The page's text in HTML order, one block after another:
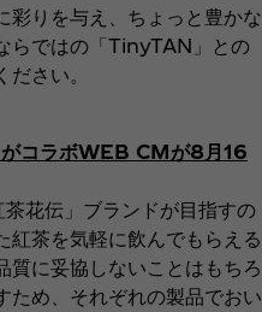
りを与え、ちょっと豊かな
らではの「TinyTAN」との
さい。
コラボWEB CMが8月16
花伝」ブランドが目指すの
紅茶を気軽に飲んでもらえる
質に妥協しないことはもちろ
ため、それぞれの製品でおい